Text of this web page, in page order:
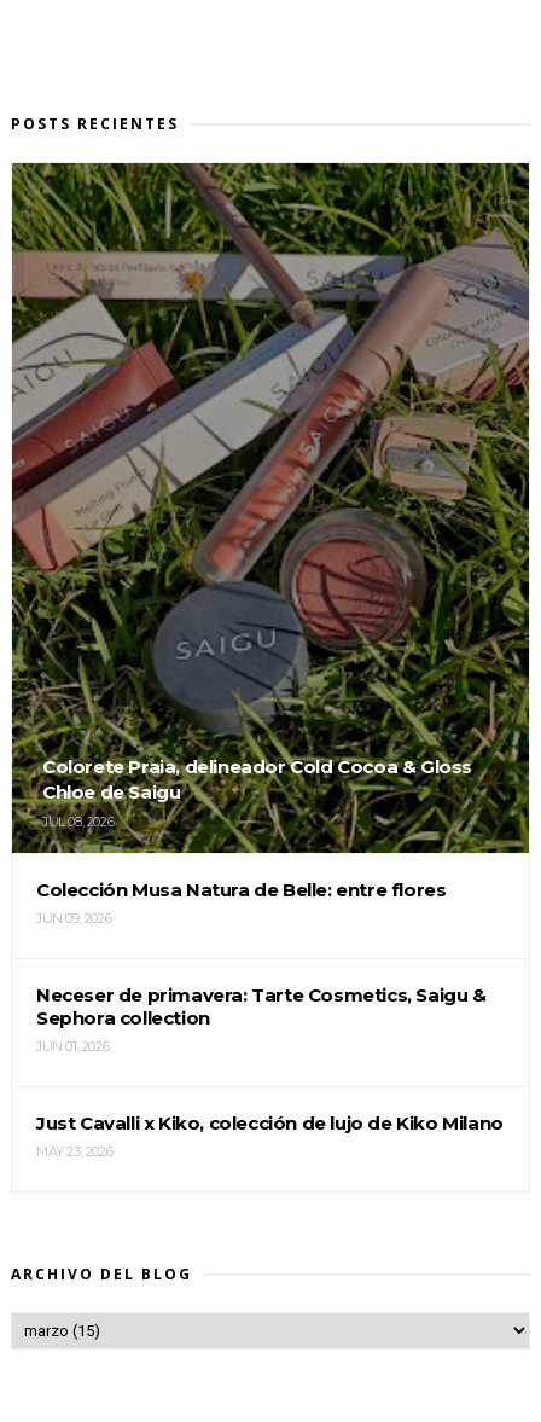
POSTS RECIENTES
Colorete Praia, delineador Cold Cocoa & Gloss
Chloe de Saigu
JUL 08, 2026
Colección Musa Natura de Belle: entre flores
JUN 09, 2026
Neceser de primavera: Tarte Cosmetics, Saigu &
Sephora collection
JUN 01, 2026
Just Cavalli x Kiko, colección de lujo de Kiko Milano
MAY 23, 2026
ARCHIVO DEL BLOG